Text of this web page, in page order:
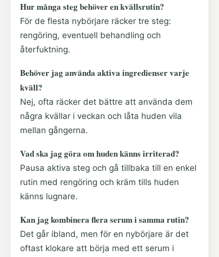
Hur många steg behöver en kvällsrutin?
För de flesta nybörjare räcker tre steg:
rengöring, eventuell behandling och
återfuktning.
Behöver jag använda aktiva ingredienser varje
kväll?
Nej, ofta räcker det bättre att använda dem
några kvällar i veckan och låta huden vila
mellan gångerna.
Vad ska jag göra om huden känns irriterad?
Pausa aktiva steg och gå tillbaka till en enkel
rutin med rengöring och kräm tills huden
känns lugnare.
Kan jag kombinera flera serum i samma rutin?
Det går ibland, men för en nybörjare är det
oftast klokare att börja med ett serum i